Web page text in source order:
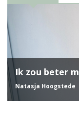
Ik zou beter
Natasja Hoogstede